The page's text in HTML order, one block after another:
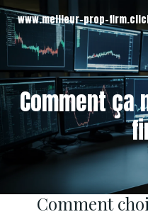
www.meilleur-prop-
Comment ça
Comment